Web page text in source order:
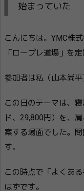
始まっていた
こんにちは。YMC株
「ロープレ道場」を
参加者は私（山本尚
この日のテーマは、
ド、29,800円）を、
案する場面でした。
す。
この時点で「よくあ
はずです。